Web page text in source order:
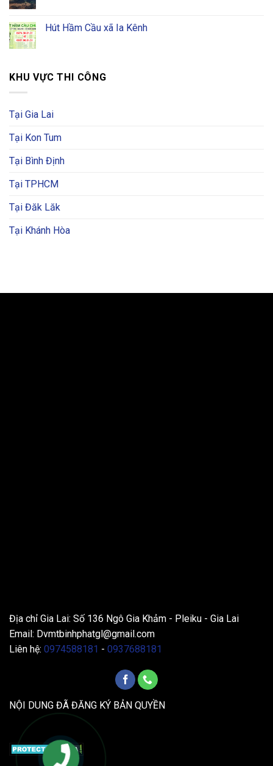
Hút Hầm Cầu xã Ia Kênh
KHU VỰC THI CÔNG
Tại Gia Lai
Tại Kon Tum
Tại Bình Định
Tại TPHCM
Tại Đăk Lăk
Tại Khánh Hòa
Địa chỉ Gia Lai: Số 136 Ngô Gia Khảm - Pleiku - Gia Lai
Email: Dvmtbinhphatgl@gmail.com
Liên hệ: 0974588181 - 0937688181
NỘI DUNG ĐÃ ĐĂNG KÝ BẢN QUYỀN